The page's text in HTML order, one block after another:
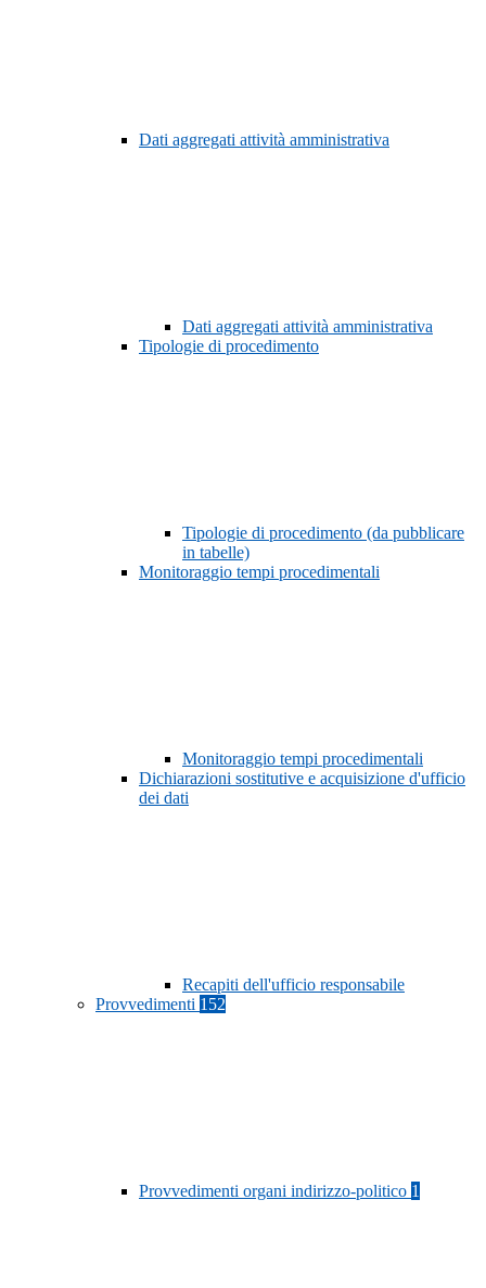
Dati aggregati attività amministrativa
Dati aggregati attività amministrativa
Tipologie di procedimento
Tipologie di procedimento (da pubblicare
in tabelle)
Monitoraggio tempi procedimentali
Monitoraggio tempi procedimentali
Dichiarazioni sostitutive e acquisizione d'ufficio
dei dati
Recapiti dell'ufficio responsabile
Provvedimenti 152
Provvedimenti organi indirizzo-politico 1